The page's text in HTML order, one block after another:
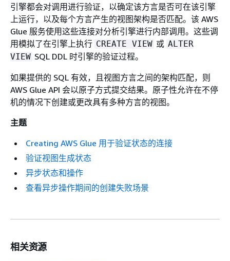
引擎都会对调用进行验证，以确定该方言是否可在该引擎
上运行，以及每个方言产生的视图架构是否匹配。该 AWS
Glue 服务使用这些连接对分析引擎进行内部调用。这些调
用模拟了在引擎上执行 CREATE VIEW 或 ALTER
VIEW SQL DDL 时引擎的验证过程。
如果提供的 SQL 有效，且视图方言之间的架构匹配，则
AWS Glue API 会以原子方式提交结果。原子性允许在不停
机的情况下创建或更改具有多种方言的视图。
主题
Creating AWS Glue 用于验证状态的连接
验证视图生成状态
异步状态和操作
查看异步操作期间的创建失败场景
相关资源